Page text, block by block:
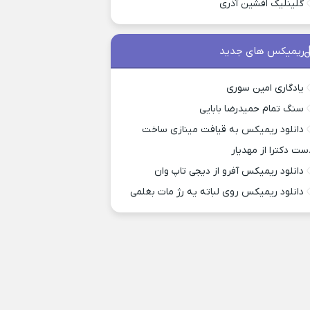
گلینلیک افشین آذری
ریمیکس های جدید
یادگاری امین سوری
سنگ تمام حمیدرضا بابایی
دانلود ریمیکس به قیافت مینازی ساخت
دکترا از مهدیار
دانلود ریمیکس آفرو از ديجی تاپ وان
دانلود ریمیکس روی لباته یه رژ مات بغلمی